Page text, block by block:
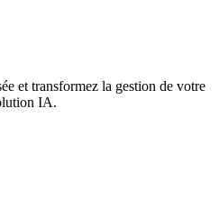
et transformez la gestion de votre
IA.